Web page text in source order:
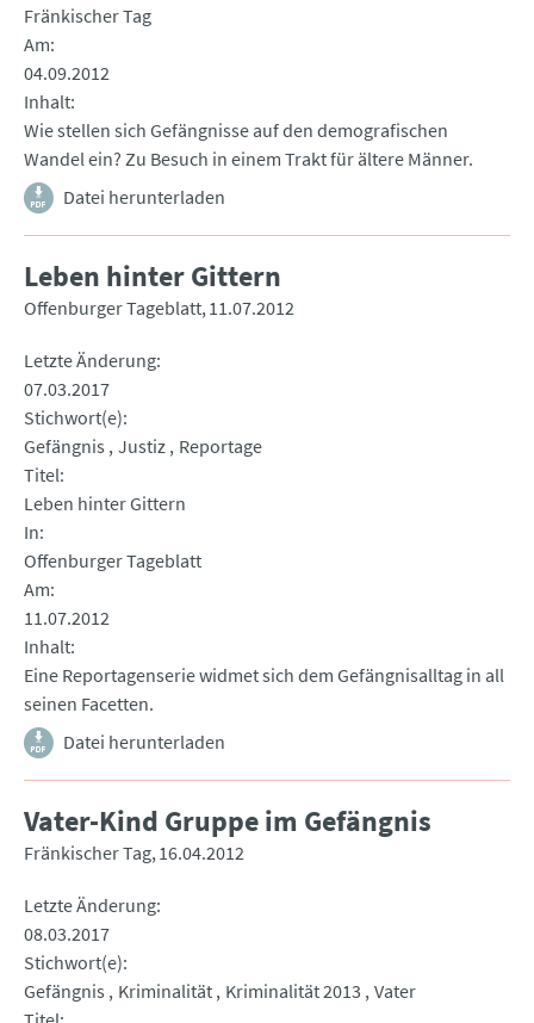
Fränkischer Tag
Am
04.09.2012
Inhalt
Wie stellen sich Gefängnisse auf den demografischen
Wandel ein? Zu Besuch in einem Trakt für ältere Männer.
Datei herunterladen
Leben hinter Gittern
Offenburger Tageblatt 11.07.2012
Letzte Änderung
07.03.2017
Stichwort(e)
Gefängnis Justiz Reportage
Titel
Leben hinter Gittern
In
Offenburger Tageblatt
Am
11.07.2012
Inhalt
Eine Reportagenserie widmet sich dem Gefängnisalltag in all
seinen Facetten.
Datei herunterladen
Vater-Kind Gruppe im Gefängnis
Fränkischer Tag 16.04.2012
Letzte Änderung
08.03.2017
Stichwort(e)
Gefängnis
Kriminalität Kriminalität 2013 Vater